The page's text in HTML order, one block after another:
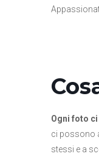
Ogni foto
ci possono
stessi e a